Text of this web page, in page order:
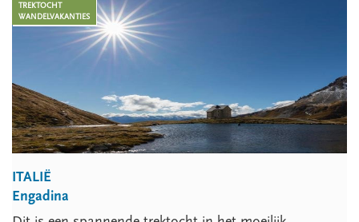
TREKTOCHT
WANDELVAKANTIES
ITALIË
Engadina